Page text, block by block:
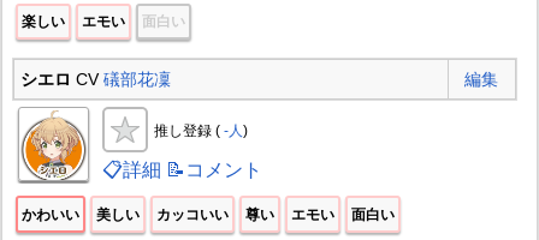
楽しい エモい 面白い
シエロ CV礒部花凜 編集
推し登録 ( -人 )
📋詳細 📝コメント
かわいい 美しい カッコいい 尊い エモい 面白い